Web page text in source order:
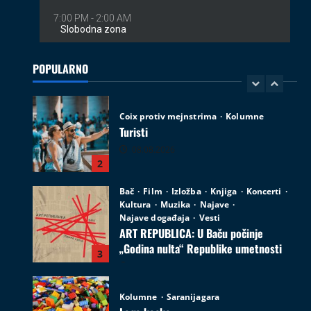
POPULARNO
Coix protiv mejnstrima
Turisti
3
Kultura
Muzika Najave
Najave događaja
ART REPUBLICA: U Baču počinje
„Godina nulta“ Republike umetnosti
4
Kolumne Saranijagara
Lego kocke
02.08.2026
Introverzum ponovo osvojio Svemirski